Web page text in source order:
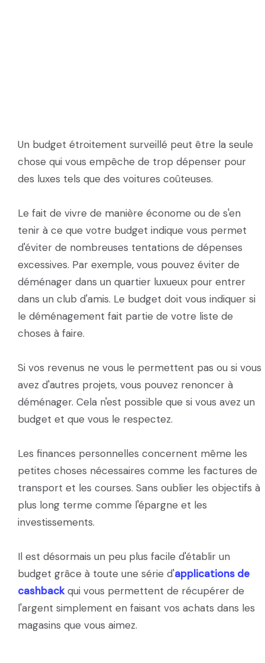
Un budget étroitement surveillé peut être la seule
chose qui vous empêche de trop dépenser pour
des luxes tels que des voitures coûteuses.
Le fait de vivre de manière économe ou de s'en
tenir à ce que votre budget indique vous permet
d'éviter de nombreuses tentations de dépenses
excessives. Par exemple, vous pouvez éviter de
déménager dans un quartier luxueux pour entrer
dans un club d'amis. Le budget doit vous indiquer si
le déménagement fait partie de votre liste de
choses à faire.
Si vos revenus ne vous le permettent pas ou si vous
avez d'autres projets, vous pouvez renoncer à
déménager. Cela n'est possible que si vous avez un
budget et que vous le respectez.
Les finances personnelles concernent même les
petites choses nécessaires comme les factures de
transport et les courses. Sans oublier les objectifs à
plus long terme comme l'épargne et les
investissements.
Il est désormais un peu plus facile d'établir un
budget grâce à toute une série d'applications de
cashbackqui vous permettent de récupérer de
l'argent simplement en faisant vos achats dans les
magasins que vous aimez.